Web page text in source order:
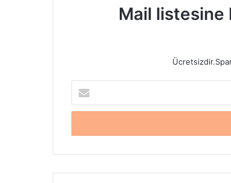
Mail listesine
Posta
adresinizi